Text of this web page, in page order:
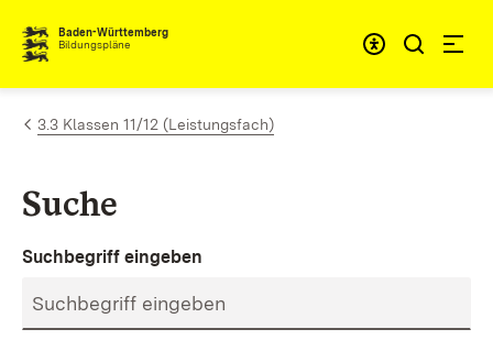
Zum Inhalt springen
Baden-Württemberg
Bildungspläne
3.3 Klassen 11/12 (Leistungsfach)
Suche
Suchbegriff eingeben